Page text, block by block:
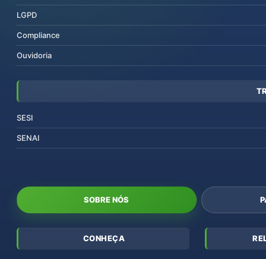
LGPD
Compliance
Ouvidoria
SESI
SENAI
SOBRE NÓS
CONHEÇA